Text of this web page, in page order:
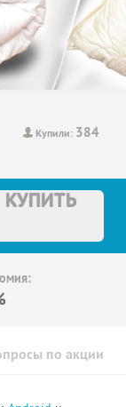
Купили: 384
КУПИТЬ
по акции